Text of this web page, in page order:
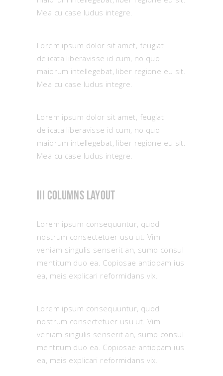
Mea cu case ludus integre.
Lorem ipsum dolor sit amet, feugiat
delicata liberavisse id cum, no quo
maiorum intellegebat, liber regione eu sit.
Mea cu case ludus integre.
Lorem ipsum dolor sit amet, feugiat
delicata liberavisse id cum, no quo
maiorum intellegebat, liber regione eu sit.
Mea cu case ludus integre.
III columns layout
Lorem ipsum consequuntur, quod
nostrum consectetuer usu ut. Vim
veniam singulis senserit an, sumo consul
mentitum duo ea. Copiosae antiopam ius
ea, meis explicari reformidans vix.
Lorem ipsum consequuntur, quod
nostrum consectetuer usu ut. Vim
veniam singulis senserit an, sumo consul
mentitum duo ea. Copiosae antiopam ius
ea, meis explicari reformidans vix.